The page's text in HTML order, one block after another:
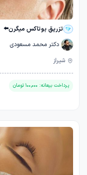
تزریق بوتاکس میگرن⬅️
دکتر محمد مسعودی
شیراز
پرداخت بیعانه: 100,000 تومان